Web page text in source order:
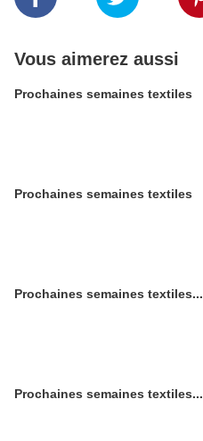
Vous aimerez aussi
Prochaines semaines textiles
Prochaines semaines textiles
Prochaines semaines textiles...
Prochaines semaines textiles...